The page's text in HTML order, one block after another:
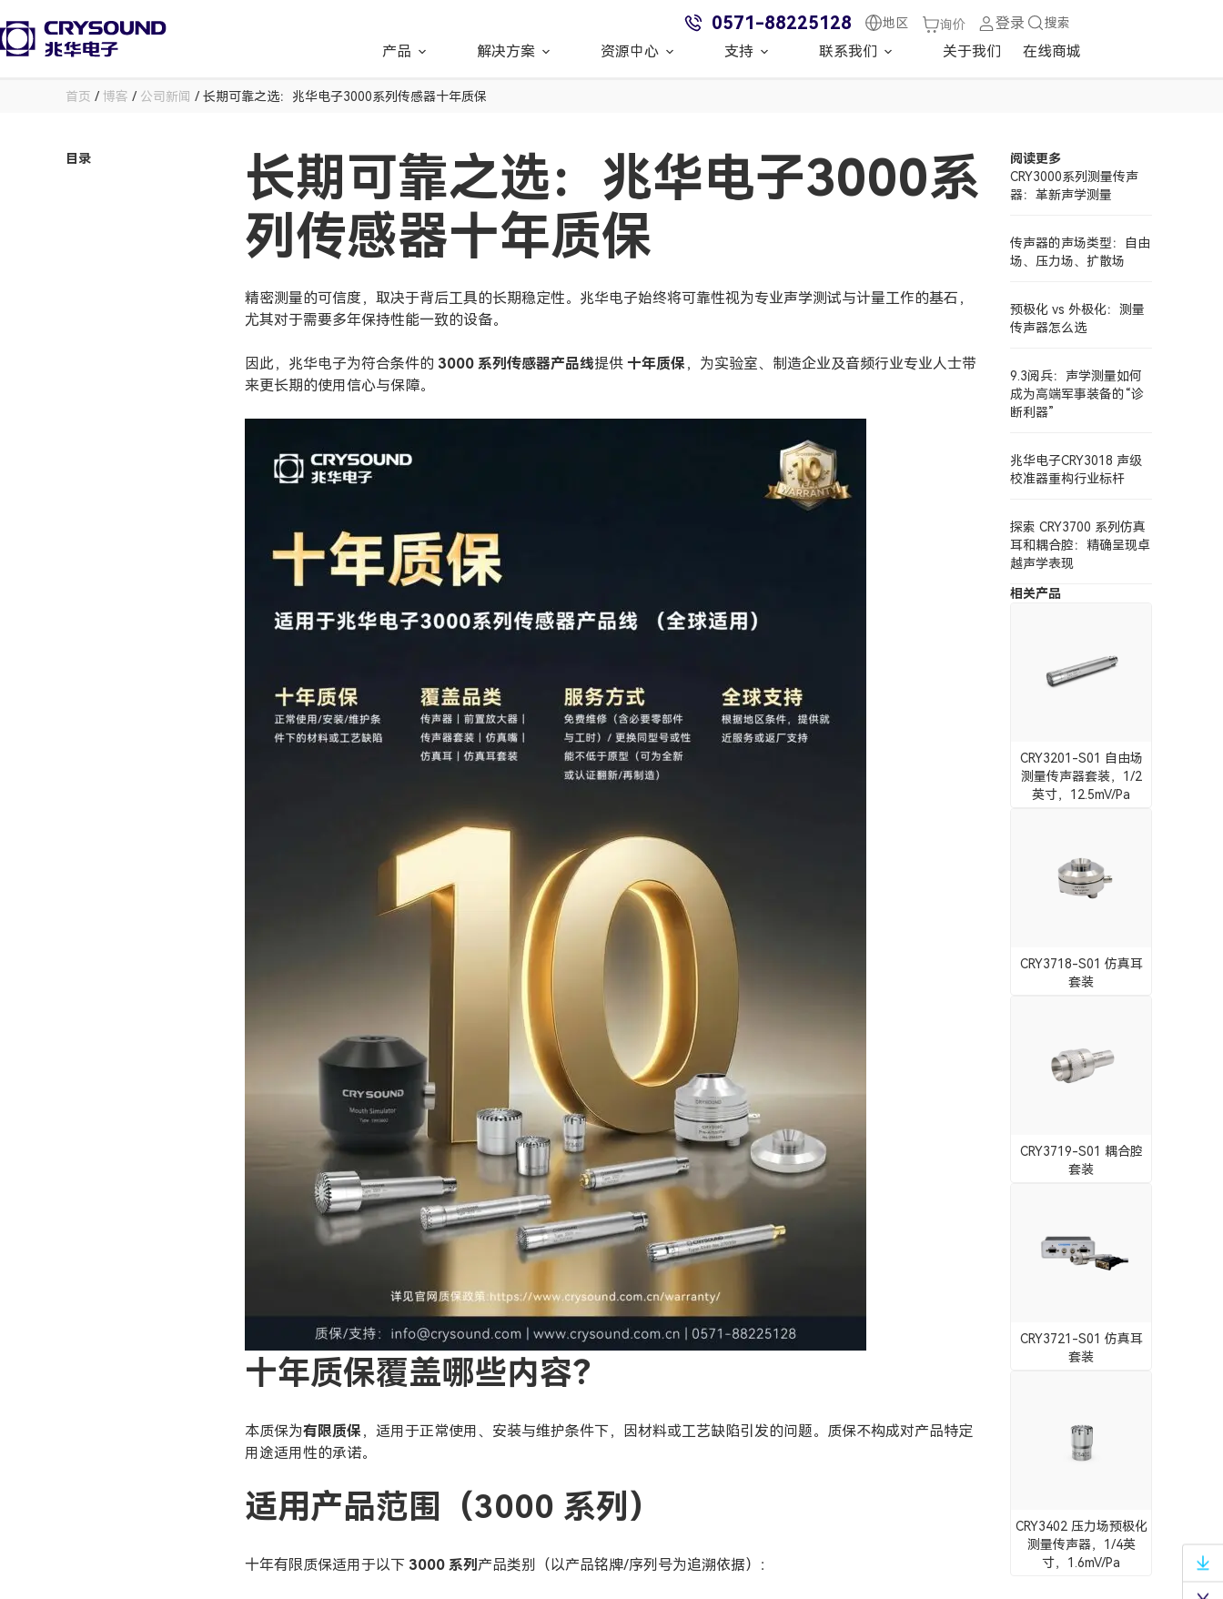
0571-88225128 地区 询价 登录 搜索
产品 解决方案 资源中心 支持 联系我们 关于我们 在线商城
首页 / 博客 / 公司新闻 / 长期可靠之选：兆华电子3000系列传感器十年质保
目录
长期可靠之选：兆华电子3000系
列传感器十年质保
精密测量的可信度，取决于背后工具的长期稳定性。兆华电子始终将可靠性视为专业声学测试与计量工作的基石，
尤其对于需要多年保持性能一致的设备。
因此，兆华电子为符合条件的 3000 系列传感器产品线提供 十年质保 ，为实验室、制造企业及音频行业专业人士带
来更长期的使用信心与保障。
十年质保覆盖哪些内容？
本质保为有限质保 ，适用于正常使用、安装与维护条件下，因材料或工艺缺陷引发的问题。质保不构成对产品特定
用途适用性的承诺。
适用产品范围（3000 系列）
十年有限质保适用于以下 3000 系列产品类别（以产品铭牌/序列号为追溯依据）：
阅读更多
CRY3000系列测量传声
器：革新声学测量
传声器的声场类型：自由
场、压力场、扩散场
预极化 vs 外极化：测量
传声器怎么选
9.3阅兵：声学测量如何
成为高端军事装备的“诊
断利器”
兆华电子CRY3018 声级
校准器重构行业标杆
探索 CRY3700 系列仿真
耳和耦合腔：精确呈现卓
越声学表现
相关产品
CRY3201-S01 自由场
测量传声器套装，1/2
英寸，12.5mV/Pa
CRY3718-S01 仿真耳
套装
CRY3719-S01 耦合腔
套装
CRY3721-S01 仿真耳
套装
CRY3402 压力场预极化
测量传声器，1/4英
寸，1.6mV/Pa